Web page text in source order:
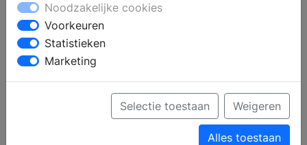
Noodzakelijke cookies
Voorkeuren
Statistieken
Marketing
Selectie toestaan Weigeren
Alles toestaan